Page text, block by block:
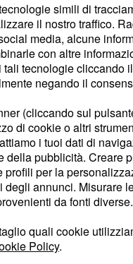
al diploma di scuola
a livello intermedio
e scritta ed una
ruolo di custode,
strutture museali
valutazione
eventuali
stage oppure di
riguardano la
simili di
il nostro traffico.
media, alcune
con altre
tali tecnologie cliccando
negando il
(cliccando sul
di cookie o altri
i tuoi dati di
della pubblicità. Creare
profili per la
degli annunci. Misurare
da fonti
quali cookie
Policy.